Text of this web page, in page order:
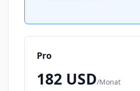
Pro
182 USD/Monat